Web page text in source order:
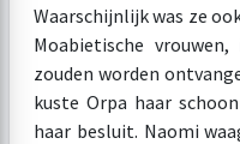
Waarschijnlijk was ze
Moabietische
zouden worden
kuste Orpa haar
haar besluit. Naomi